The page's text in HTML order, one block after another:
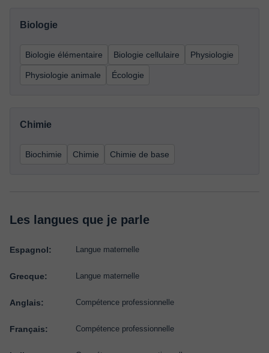
Biologie
Biologie élémentaire Biologie cellulaire Physiologie
Physiologie animale Écologie
Chimie
Biochimie Chimie Chimie de base
Les langues que je parle
Espagnol: Langue maternelle
Grecque: Langue maternelle
Anglais: Compétence professionnelle
Français: Compétence professionnelle